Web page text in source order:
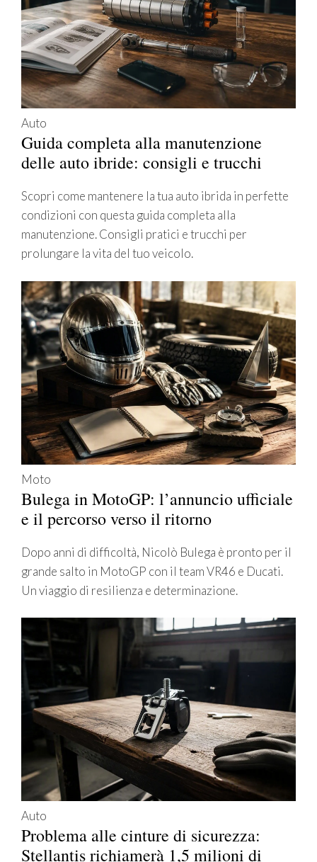
Auto
Guida completa alla manutenzione
delle auto ibride: consigli e trucchi
Scopri come mantenere la tua auto ibrida in perfette
condizioni con questa guida completa alla
manutenzione. Consigli pratici e trucchi per
prolungare la vita del tuo veicolo.
Moto
Bulega in MotoGP: l’annuncio ufficiale
e il percorso verso il ritorno
Dopo anni di difficoltà, Nicolò Bulega è pronto per il
grande salto in MotoGP con il team VR46 e Ducati.
Un viaggio di resilienza e determinazione.
Auto
Problema alle cinture di sicurezza:
Stellantis richiamerà 1,5 milioni di